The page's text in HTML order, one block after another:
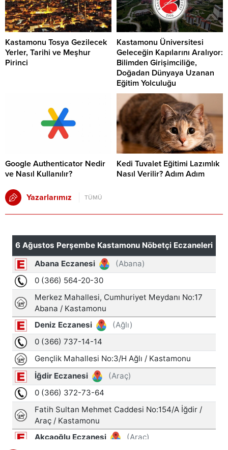
Kastamonu Tosya Gezilecek
Yerler, Tarihi ve Meşhur
Pirinci
Kastamonu Üniversitesi
Geleceğin Kapılarını Aralıyor:
Bilimden Girişimciliğe,
Doğadan Dünyaya Uzanan
Eğitim Yolculuğu
Google Authenticator Nedir
ve Nasıl Kullanılır?
Kedi Tuvalet Eğitimi Lazımlık
Nasıl Verilir? Adım Adım
Yazarlarımız TÜMÜ